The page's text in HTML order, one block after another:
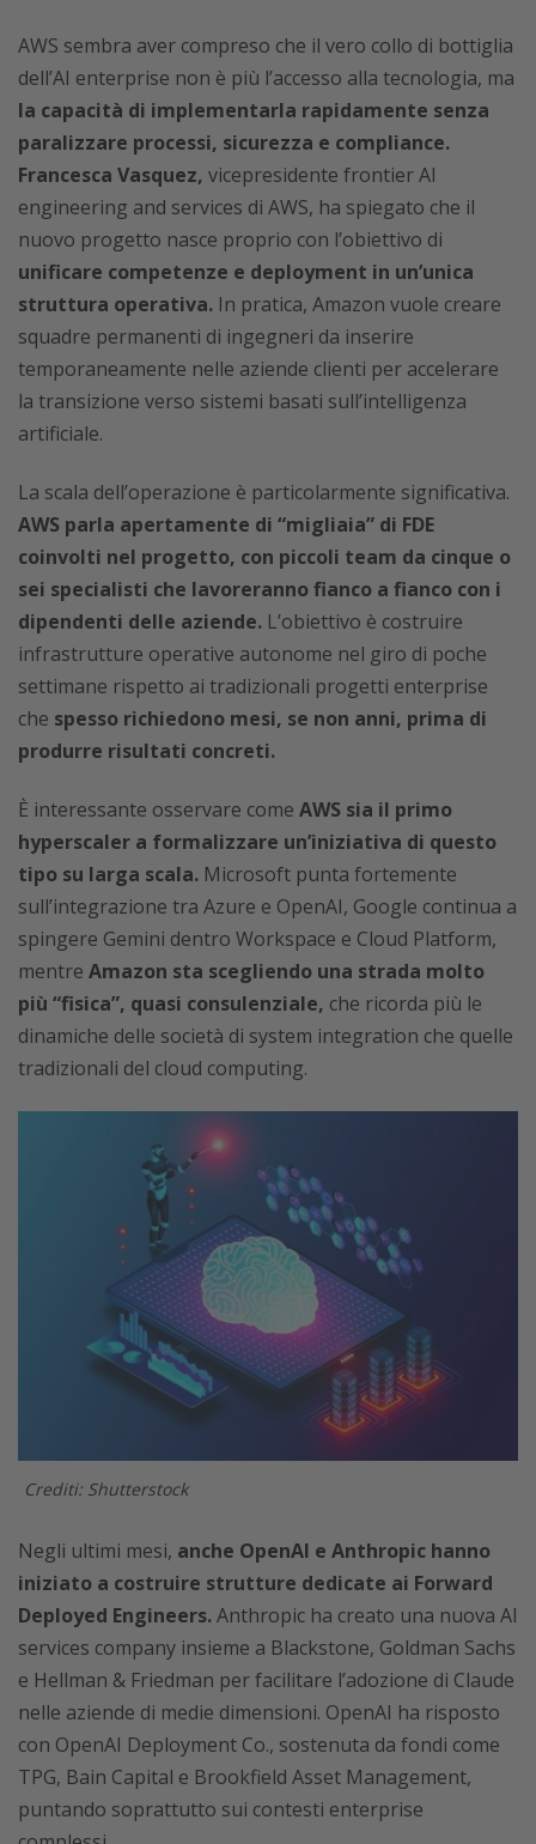
AWS sembra aver compreso che il vero collo di bottiglia
dell’AI enterprise non è più l’accesso alla tecnologia, ma
la capacità di implementarla rapidamente senza
paralizzare processi, sicurezza e compliance.
Francesca Vasquez, vicepresidente frontier AI
engineering and services di AWS, ha spiegato che il
nuovo progetto nasce proprio con l’obiettivo di
unificare competenze e deployment in un’unica
struttura operativa. In pratica, Amazon vuole creare
squadre permanenti di ingegneri da inserire
temporaneamente nelle aziende clienti per accelerare
la transizione verso sistemi basati sull’intelligenza
artificiale.
La scala dell’operazione è particolarmente significativa.
AWS parla apertamente di “migliaia” di FDE
coinvolti nel progetto, con piccoli team da cinque o
sei specialisti che lavoreranno fianco a fianco con i
dipendenti delle aziende. L’obiettivo è costruire
infrastrutture operative autonome nel giro di poche
settimane rispetto ai tradizionali progetti enterprise
che spesso richiedono mesi, se non anni, prima di
produrre risultati concreti.
È interessante osservare come AWS sia il primo
hyperscaler a formalizzare un’iniziativa di questo
tipo su larga scala. Microsoft punta fortemente
sull’integrazione tra Azure e OpenAI, Google continua a
spingere Gemini dentro Workspace e Cloud Platform,
mentre Amazon sta scegliendo una strada molto
più “fisica”, quasi consulenziale, che ricorda più le
dinamiche delle società di system integration che quelle
tradizionali del cloud computing.
Crediti: Shutterstock
Negli ultimi mesi, anche OpenAI e Anthropic hanno
iniziato a costruire strutture dedicate ai Forward
Deployed Engineers.Anthropic ha creato una nuova AI
services company insieme a Blackstone, Goldman Sachs
e Hellman & Friedman per facilitare l’adozione di Claude
nelle aziende di medie dimensioni. OpenAI ha risposto
con OpenAI Deployment Co., sostenuta da fondi come
TPG, Bain Capital e Brookfield Asset Management,
puntando soprattutto sui contesti enterprise